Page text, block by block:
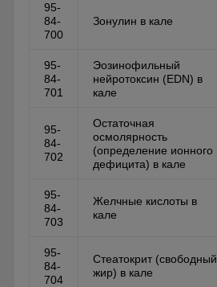
95-
84-
700
Зонулин в кале
95-
84-
701
Эозинофильный
нейротоксин (EDN) в
кале
95-
84-
702
Остаточная
осмолярность
(определение ионного
дефицита) в кале
95-
84-
703
Желчные кислоты в
кале
95-
84-
704
Стеатокрит (свободный
жир) в кале